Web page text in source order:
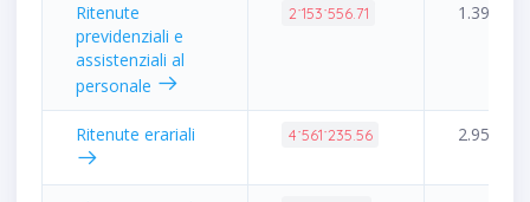
Ritenute
previdenziali e
assistenziali al
personale
2˙153˙556.71 1.39%
Ritenute erariali 4˙561˙235.56 2.95%